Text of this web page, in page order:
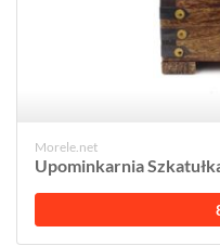
Morele.net
Upominkarnia